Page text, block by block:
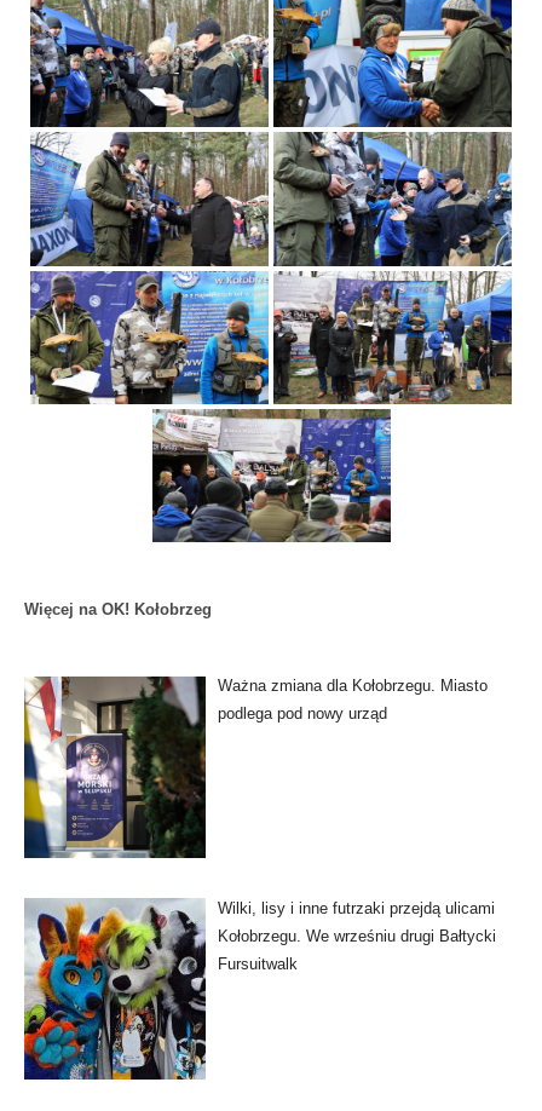
Więcej na OK! Kołobrzeg
Ważna zmiana dla Kołobrzegu. Miasto
podlega pod nowy urząd
Wilki, lisy i inne futrzaki przejdą ulicami
Kołobrzegu. We wrześniu drugi Bałtycki
Fursuitwalk